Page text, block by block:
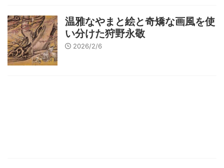
温雅なやまと絵と奇矯な画風を使
い分けた狩野永敬
2026/2/6